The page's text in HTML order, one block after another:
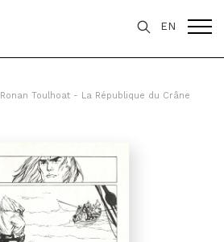
EN
Ronan Toulhoat - La République du Crâne